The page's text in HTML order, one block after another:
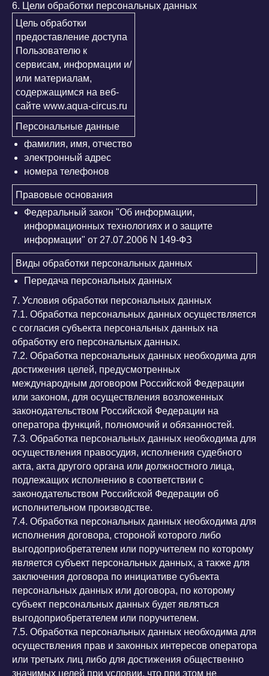
6. Цели обработки персональных данных
Цель обработки
предоставление доступа
Пользователю к
сервисам, информации и/
или материалам,
содержащимся на веб-
сайте www.aqua-circus.ru
Персональные данные
фамилия, имя, отчество
электронный адрес
номера телефонов
Правовые основания
Федеральный закон "Об информации,
информационных технологиях и о защите
информации" от 27.07.2006 N 149-ФЗ
Виды обработки персональных данных
Передача персональных данных
7. Условия обработки персональных данных
7.1. Обработка персональных данных осуществляется
с согласия субъекта персональных данных на
обработку его персональных данных.
7.2. Обработка персональных данных необходима для
достижения целей, предусмотренных
международным договором Российской Федерации
или законом, для осуществления возложенных
законодательством Российской Федерации на
оператора функций, полномочий и обязанностей.
7.3. Обработка персональных данных необходима для
осуществления правосудия, исполнения судебного
акта, акта другого органа или должностного лица,
подлежащих исполнению в соответствии с
законодательством Российской Федерации об
исполнительном производстве.
7.4. Обработка персональных данных необходима для
исполнения договора, стороной которого либо
выгодоприобретателем или поручителем по которому
является субъект персональных данных, а также для
заключения договора по инициативе субъекта
персональных данных или договора, по которому
субъект персональных данных будет являться
выгодоприобретателем или поручителем.
7.5. Обработка персональных данных необходима для
осуществления прав и законных интересов оператора
или третьих лиц либо для достижения общественно
значимых целей при условии, что при этом не